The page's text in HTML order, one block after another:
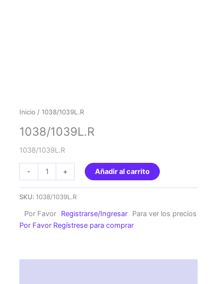
Inicio / 1038/1039L.R
1038/1039L.R
1038/1039L.R
-
1038/1039L.R
cantidad
+ Añadir al carrito
SKU: 1038/1039L.R
Por Favor Registrarse/Ingresar
Para ver los precios
Por Favor Regístrese para comprar